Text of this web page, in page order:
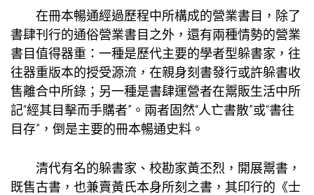
在冊本暢通經過歷程中所構成的營業書目，除了
書肆刊行的通俗營業書目之外，還有兩種情勢的營業
書目值得器重：一種是歷代主要的學者型躲書家，往
往器重版本的授受源流，在親身刻書發行或許躲書收
售離合中所錄；另一種是書肆運營者在鬻販生活中所
記“經其目擊而手購者”。兩者固然“人亡書散”或“書往
目存”，倒是主要的冊本暢通史料。
清代有名的躲書家、校勘家黃丕烈，開展鬻書，
既售古書，也兼賣黃氏本身所刻之書，其印行的《士